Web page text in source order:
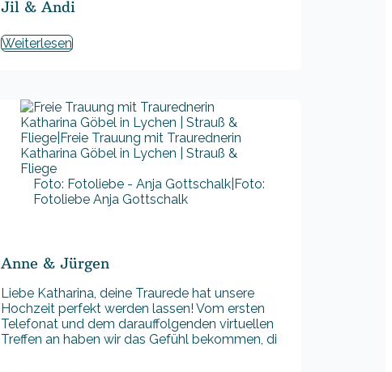
Jil & Andi
Weiterlesen
Foto: Fotoliebe - Anja Gottschalk|Foto:
Fotoliebe Anja Gottschalk
Anne & Jürgen
Liebe Katharina, deine Traurede hat unsere
Hochzeit perfekt werden lassen! Vom ersten
Telefonat und dem darauffolgenden virtuellen
Treffen an haben wir das Gefühl bekommen, di